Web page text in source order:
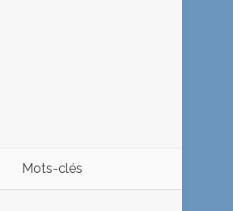
Mots-clés